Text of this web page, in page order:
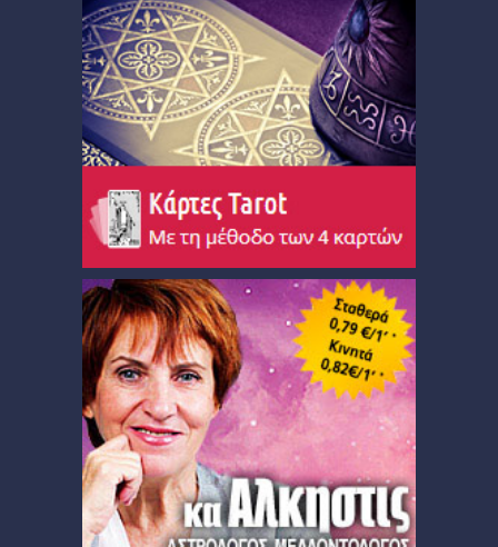
Ινδιάνικο Ωροσκόπιο
Κέλτικο Ωροσκόπιο
Κινέζικο Ωροσκόπιο
Ερωτική Συναστρία
Εύρεση Ωροσκόπου
Αστρολογικός Χάρτης
­Τα Άστρα αλλιώς